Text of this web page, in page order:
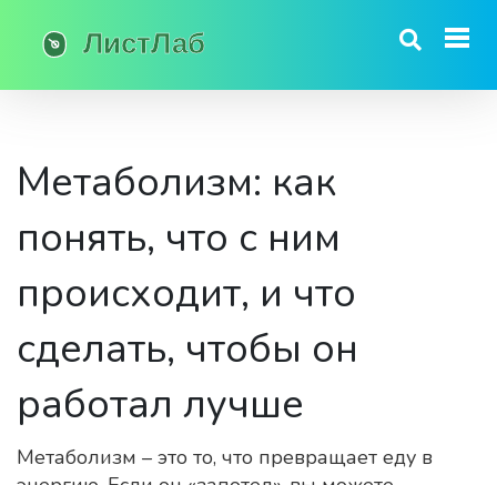
Метаболизм: как
понять, что с ним
происходит, и что
сделать, чтобы он
работал лучше
Метаболизм – это то, что превращает еду в